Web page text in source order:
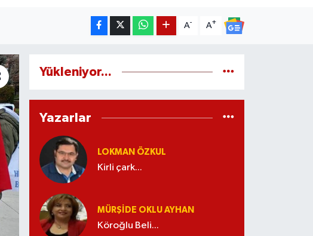
A- A+
Yükleniyor...
Yazarlar
LOKMAN ÖZKUL
Kirli çark...
MÜRŞIDE OKLU AYHAN
Köroğlu Beli...